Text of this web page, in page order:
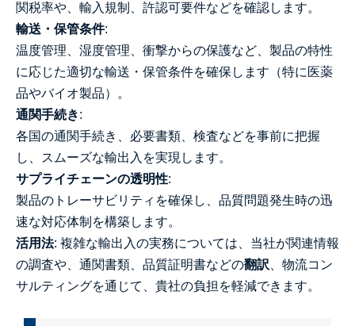
関税率や、輸入規制、許認可要件などを確認します。
輸送・保管条件:
温度管理、湿度管理、衝撃からの保護など、製品の特性
に応じた適切な輸送・保管条件を確保します（特に医薬
品やバイオ製品）。
通関手続き:
各国の通関手続き、必要書類、検査などを事前に把握
し、スムーズな輸出入を実現します。
サプライチェーンの透明性:
製品のトレーサビリティを確保し、品質問題発生時の迅
速な対応体制を構築します。
活用法: 複雑な輸出入の実務については、当社が関連情報
の調査や、通関書類、品質証明書などの翻訳 、物流コン
サルティングを通じて、貴社の負担を軽減できます。